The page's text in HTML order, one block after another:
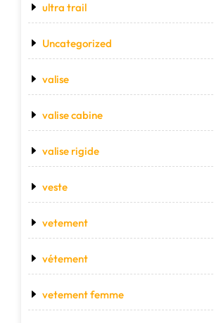
ultra trail
Uncategorized
valise
valise cabine
valise rigide
veste
vetement
vétement
vetement femme